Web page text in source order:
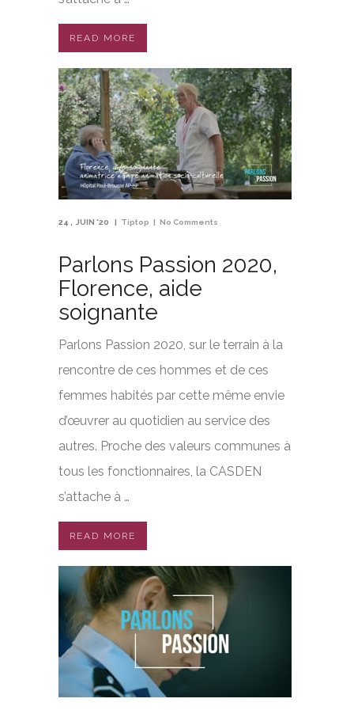
READ MORE
24 JUIN '20 Tiptop No Comments
Parlons Passion 2020,
Florence, aide
soignante
Parlons Passion 2020, sur le terrain à la
rencontre de ces hommes et de ces
femmes habités par cette même envie
d’œuvrer au quotidien au service des
autres. Proche des valeurs communes à
tous les fonctionnaires, la CASDEN
s’attache à …
READ MORE